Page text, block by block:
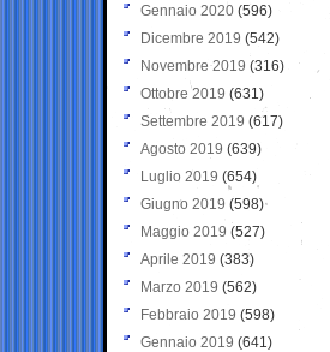
Gennaio 2020 (596)
Dicembre 2019 (542)
Novembre 2019 (316)
Ottobre 2019 (631)
Settembre 2019 (617)
Agosto 2019 (639)
Luglio 2019 (654)
Giugno 2019 (598)
Maggio 2019 (527)
Aprile 2019 (383)
Marzo 2019 (562)
Febbraio 2019 (598)
Gennaio 2019 (641)